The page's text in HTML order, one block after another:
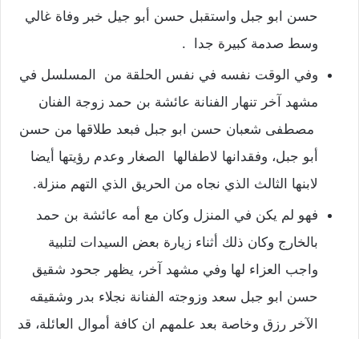
حسن ابو جبل واستقبل حسن أبو جيل خبر وفاة غالي
وسط صدمة كبيرة جدا .
وفي الوقت نفسه في نفس الحلقة من المسلسل في
مشهد آخر تنهار الفنانة عائشة بن حمد زوجة الفنان
مصطفى شعبان حسن ابو جبل فبعد طلاقها من حسن
أبو جبل، وفقدانها لاطفالها الصغار وعدم رؤيتها أيضا
لابنها الثالث الذي نجاه من الحريق الذي التهم منزلة.
فهو لم يكن في المنزل وكان مع أمه عائشة بن حمد
بالخارج وكان ذلك أثناء زيارة بعض السيدات لتلبية
واجب العزاء لها وفي مشهد آخر، يظهر جحود شقيق
حسن ابو جبل سعد وزوجته الفنانة نجلاء بدر وشقيقه
الآخر رزق وخاصة بعد علمهم ان كافة أموال العائلة، قد